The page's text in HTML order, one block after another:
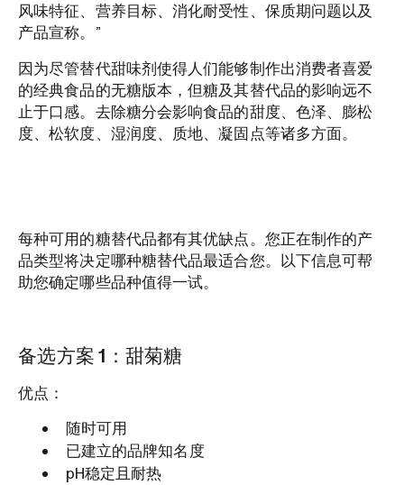
风味特征、营养目标、消化耐受性、保质期问题以及
产品宣称。”
因为尽管替代甜味剂使得人们能够制作出消费者喜爱
的经典食品的无糖版本，但糖及其替代品的影响远不
止于口感。去除糖分会影响食品的甜度、色泽、膨松
度、松软度、湿润度、质地、凝固点等诸多方面。
每种可用的糖替代品都有其优缺点。您正在制作的产
品类型将决定哪种糖替代品最适合您。以下信息可帮
助您确定哪些品种值得一试。
备选方案 1：甜菊糖
优点：
随时可用
已建立的品牌知名度
pH稳定且耐热